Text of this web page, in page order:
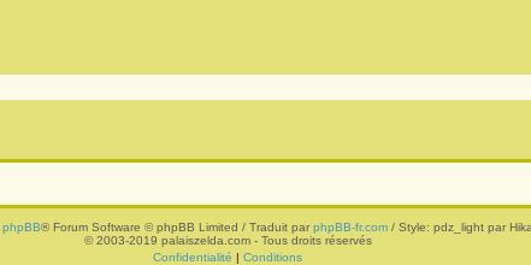
phpBB® Forum Software © phpBB Limited / Traduit par phpBB-fr.com/ Style: pdz_light par
© 2003-2019 palaiszelda.com - Tous droits réservés
Confidentialité | Conditions